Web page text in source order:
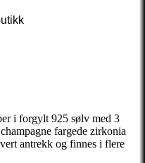
i forgylt 925 sølv med 3
fargede zirkonia
antrekk og finnes i flere